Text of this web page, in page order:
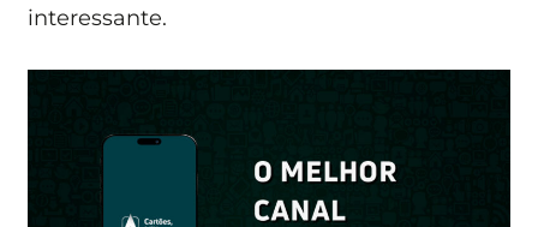
interessante.